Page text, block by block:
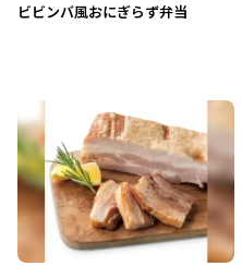
ビビンバ風おにぎらず弁当